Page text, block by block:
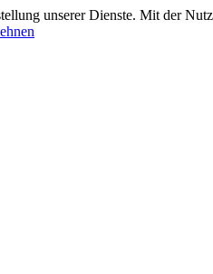
unserer Dienste. Mit der